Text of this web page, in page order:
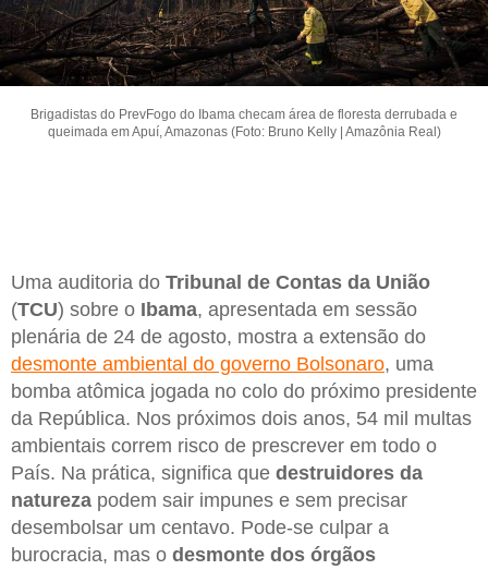
Brigadistas do PrevFogo do Ibama checam área de floresta derrubada e
queimada em Apuí, Amazonas (Foto: Bruno Kelly | Amazônia Real)
Uma auditoria do Tribunal de Contas da União
(TCU) sobre o Ibama, apresentada em sessão
plenária de 24 de agosto, mostra a extensão do
desmonte ambiental do governo Bolsonaro, uma
bomba atômica jogada no colo do próximo presidente
da República. Nos próximos dois anos, 54 mil multas
ambientais correm risco de prescrever em todo o
País. Na prática, significa que destruidores da
natureza podem sair impunes e sem precisar
desembolsar um centavo. Pode-se culpar a
burocracia, mas o desmonte dos órgãos